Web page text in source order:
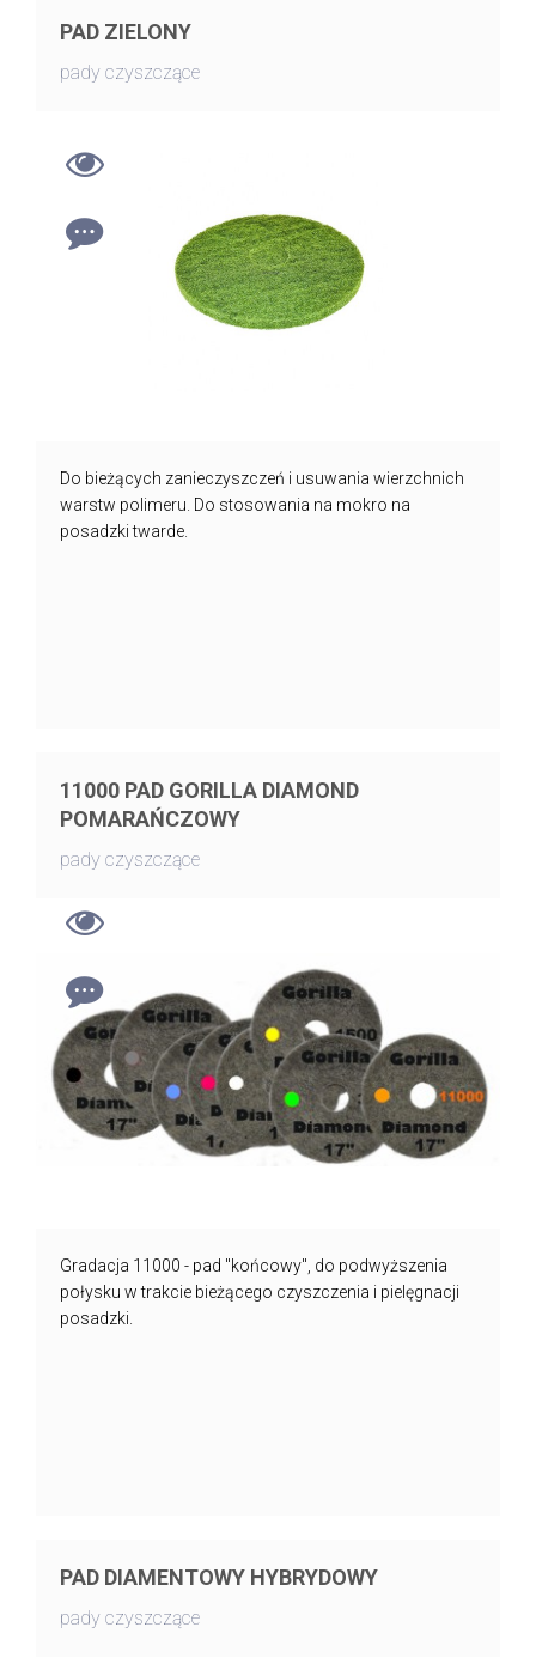
PAD ZIELONY
pady czyszczące
Do bieżących zanieczyszczeń i usuwania wierzchnich
warstw polimeru. Do stosowania na mokro na
posadzki twarde.
11000 PAD GORILLA DIAMOND
POMARAŃCZOWY
pady czyszczące
Gradacja 11000 - pad "końcowy", do podwyższenia
połysku w trakcie bieżącego czyszczenia i pielęgnacji
posadzki.
PAD DIAMENTOWY HYBRYDOWY
pady czyszczące